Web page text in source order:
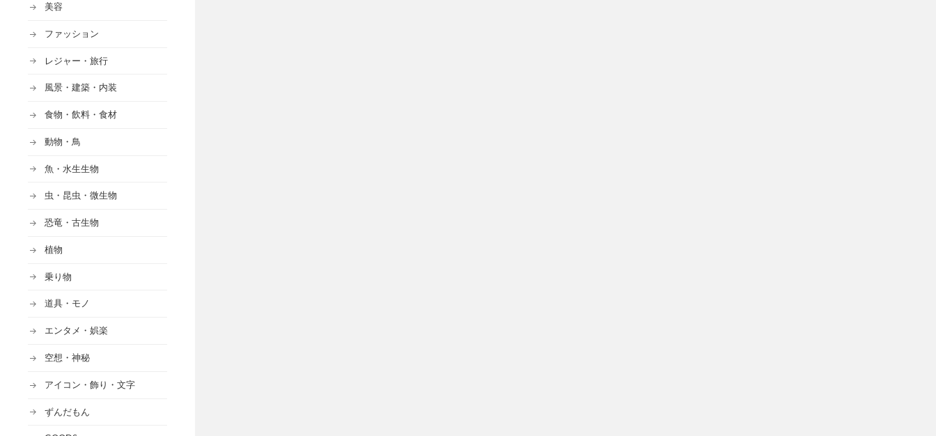
美容
ファッション
レジャー・旅行
風景・建築・内装
食物・飲料・食材
動物・鳥
魚・水生生物
虫・昆虫・微生物
恐竜・古生物
植物
乗り物
道具・モノ
エンタメ・娯楽
空想・神秘
アイコン・飾り・文字
ずんだもん